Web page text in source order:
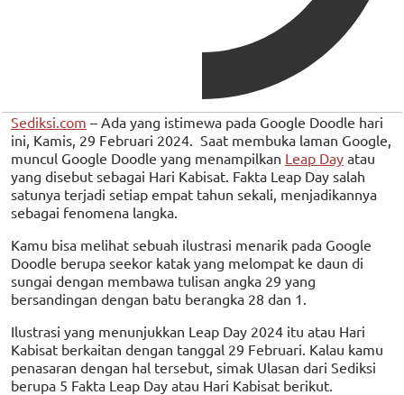
Sediksi.com – Ada yang istimewa pada Google Doodle hari
ini, Kamis, 29 Februari 2024. Saat membuka laman Google,
muncul Google Doodle yang menampilkan Leap Day atau
yang disebut sebagai Hari Kabisat. Fakta Leap Day salah
satunya terjadi setiap empat tahun sekali, menjadikannya
sebagai fenomena langka.
Kamu bisa melihat sebuah ilustrasi menarik pada Google
Doodle berupa seekor katak yang melompat ke daun di
sungai dengan membawa tulisan angka 29 yang
bersandingan dengan batu berangka 28 dan 1.
Ilustrasi yang menunjukkan Leap Day 2024 itu atau Hari
Kabisat berkaitan dengan tanggal 29 Februari. Kalau kamu
penasaran dengan hal tersebut, simak Ulasan dari Sediksi
berupa 5 Fakta Leap Day atau Hari Kabisat berikut.